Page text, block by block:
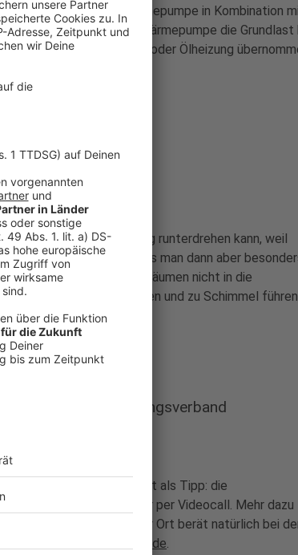
Das ist eine Wärmepumpe in Kombination
Dabei übernimmt die Wärmepumpe die Grundlast
wird dann von der Gas- oder Ölheizung
einfach so die Heizung runterdrehen kann, weil
Energie spart. Dabei muss man dann aber
Luft aus den geheizten Räumen nicht in die
das Wasser kondensieren und zu Schimmel
und Heizungsverband
gereicht. Aber: vielleicht als Tipp: die
an und die sogar per Videocall. Mehr dazu
der Heizungsmonteur vor Ort berät natürlich bei
wasserwärmeluft.de.